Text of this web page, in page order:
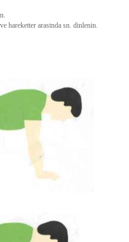
hareketter arastnda sn. dinlenin.